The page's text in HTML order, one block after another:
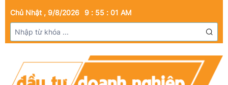
Chủ Nhật , 9/8/2026 9 : 55 : 03 AM